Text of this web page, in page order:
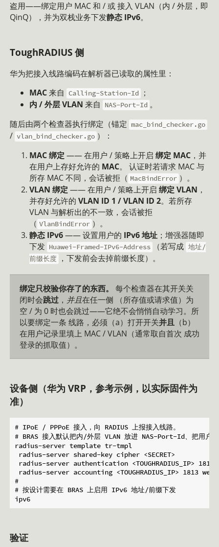
盗用——绑定用户 MAC 和 / 或 接入 VLAN（内 / 外层，即
QinQ），并为双栈业务下发静态 IPv6。
ToughRADIUS 侧
华为把接入线路编码在解析器已读取的属性里：
MAC来自 Calling-Station-Id
；
内 / 外层 VLAN 来自 NAS-Port-Id 。
随后由两个检查器执行绑定（锚定 mac_bind_checker.go
/ vlan_bind_checker.go ）：
MAC 绑定 —— 在用户 / 策略上开启 绑定 MAC ，并
在用户上存好允许的 MAC。 认证时若请求 MAC 与
所存 MAC 不同，会话被拒（ MacBindError ）。
VLAN 绑定 —— 在用户 / 策略上开启 绑定 VLAN ，
并存好允许的 VLAN ID 1 / VLAN ID 2。若所存
VLAN 与解析出的不一致，会话被拒
（ VlanBindError ）。
静态 IPv6—— 设置用户的 IPv6 地址 ；增强器随即
下发 Huawei-Framed-IPv6-Address （若写成 地址/
前缀长度
，下发前会去掉前缀长度）。
绑定只校验你存了的东西。
每个检查器在其开关关
闭时会跳过 ， 并且在任一侧 （所存值或请求值）为
空 / 为 0 时也会跳过——它绝不会悄悄自动学习。所
以要绑定一条 线路，必须（a）打开开关并且 （b）
在用户记录里填上 MAC / VLAN（通常取自首次 成功
登录的抓取值）。
设备侧（华为 VRP，参考示例，以实际固件为
准）
# IPoE / PPPoE 接入，向 RADIUS 上报接入线路。
# BRAS 接入默认把内/外层 VLAN 放进 NAS-Port-Id、把用
radius-server template tr-tmpl
radius-server shared-key cipher <SECRET>
radius-server authentication <TOUGHRADIUS_IP>
radius-server accounting <TOUGHRADIUS_IP> 1813
#
# 按设计需要在 BRAS 上启用 IPv6 地址/前缀下发
验证